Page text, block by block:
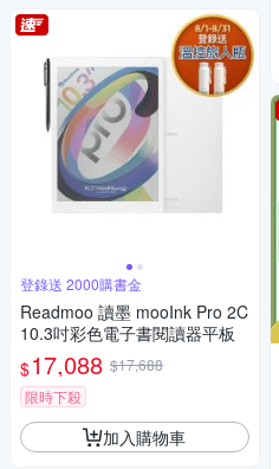
登錄送 2000購書金
Readmoo 讀墨 mooInk Pro 2C
10.3吋彩色電子書閱讀器平板
$17,088 $17,688
限時下殺
加入購物車